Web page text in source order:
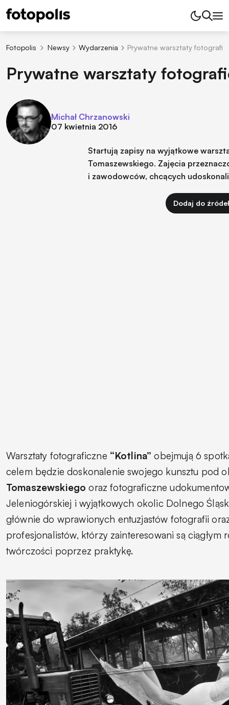
Fotopolis Newsy Wydarzenia Prywatne warsztaty
Prywatne warsztaty
Michał Chrzanowski
07 kwietnia 2016
Startują zapisy na wyjątkowe
Tomaszewskiego. Zajęcia
i zawodowców, chcących
Dodaj do źródeł
Warsztaty fotograficzne “Kotlina” obejmują 6
celem będzie doskonalenie swojego kunsztu pod
Tomaszewskiego oraz fotograficzne
Jeleniogórskiej i wyjątkowych okolic Dolnego
głównie do wprawionych entuzjastów fotografii
profesjonalistów, którzy zainteresowani są ciągłym
twórczości poprzez praktykę.